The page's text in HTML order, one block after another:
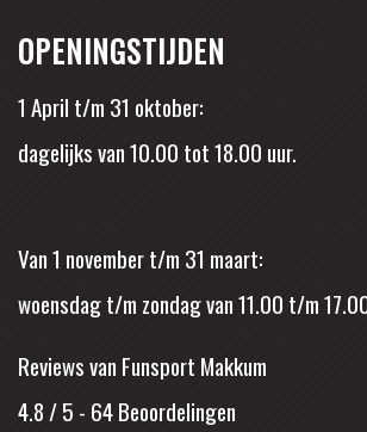
OPENINGSTIJDEN
1 April t/m 31 oktober:
dagelijks van 10.00 tot 18.00 uur.
Van 1 november t/m 31 maart:
woensdag t/m zondag van 11.00 t/m
Reviews van Funsport Makkum
4.8 / 5 - 64Beoordelingen